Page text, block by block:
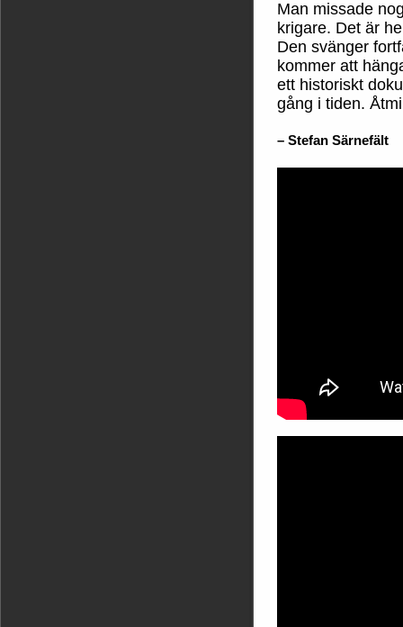
Man missade
krigare. Det är
Den svänger
kommer att
ett historiskt
gång i tiden.
– Stefan Särnefält